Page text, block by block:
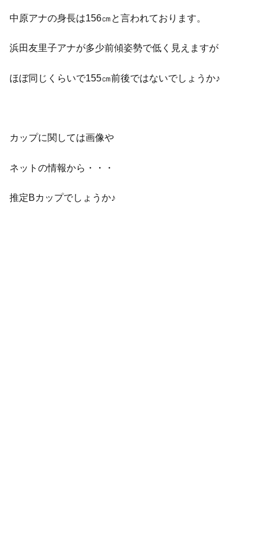
中原アナの身長は156㎝と言われております。
浜田友里子アナが多少前傾姿勢で低く見えますが
ほぼ同じくらいで155㎝前後ではないでしょうか♪
カップに関しては画像や
ネットの情報から・・・
推定Bカップでしょうか♪